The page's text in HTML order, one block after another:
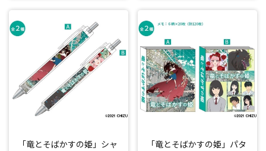
「竜とそばかすの姫」シャ
「竜とそばかすの姫」パタ